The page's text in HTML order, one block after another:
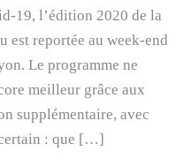
19, l’édition 2020 de la
est reportée au week-end
Le programme ne
meilleur grâce aux
supplémentaire, avec
: que […]